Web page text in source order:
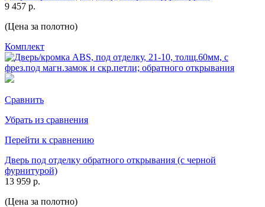
9 457 р.
(Цена за полотно)
Комплект
Сравнить
Убрать из сравнения
Перейти к сравнению
Дверь под отделку обратного открывания (с черной
фурнитурой)
13 959 р.
(Цена за полотно)